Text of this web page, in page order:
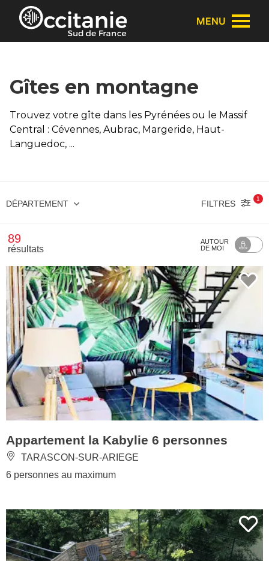
Panneau de gestion des cookies
MENU
Gîtes en montagne
Trouvez votre gîte dans les Pyrénées ou le Massif
Central : Cévennes, Aubrac, Margeride, Haut-
Languedoc, ...
DÉPARTEMENT FILTRES
1
89
résultats
AUTOUR
DE MOI
Appartement la Kabylie 6 personnes
TARASCON-SUR-ARIEGE
6 personnes au maximum